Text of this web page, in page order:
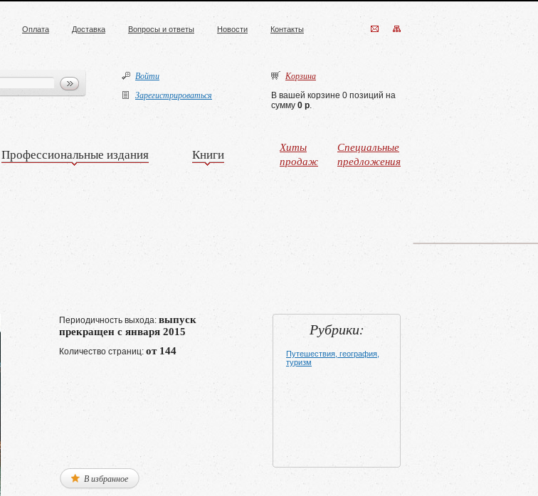
Оплата Доставка Вопросы и ответы Новости Контакты
Войти
Зарегистрироваться
Корзина
В вашей корзине 0 позиций на
сумму 0 р.
Профессиональные издания Книги
Хиты
продаж
Специальные
предложения
Периодичность выхода: выпуск
прекращен с января 2015
Количество страниц: от 144
Рубрики:
Путешествия, география,
туризм
В избранное